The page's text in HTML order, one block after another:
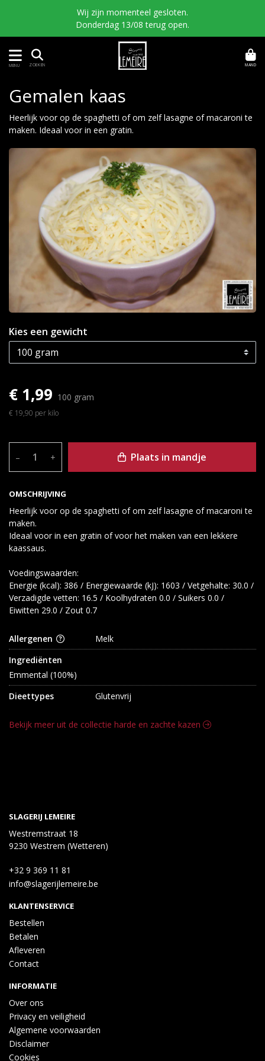
Wij zijn momenteel gesloten.
Donderdag 13/08 terug open.
MENU ZOEKEN MAND
OMSCHRIJVING
Heerlijk voor op de spaghetti of om zelf lasagne of macaroni te
maken.
Ideaal voor in een gratin of voor het maken van een lekkere
kaassaus.
Voedingswaarden:
Energie (kcal): 386 / Energiewaarde (kJ): 1603 / Vetgehalte: 30.0 /
Verzadigde vetten: 16.5 / Koolhydraten 0.0 / Suikers 0.0 /
Eiwitten 29.0 / Zout 0.7
Gemalen kaas
Heerlijk voor op de spaghetti of om zelf lasagne of macaroni te
maken. Ideaal voor in een gratin.
Kies een gewicht
€ 1,99 100 gram
€ 19,90 per kilo
– + Plaats in mandje
Allergenen
Melk
Ingrediënten
Emmental (100%)
Dieettypes
Glutenvrij
Bekijk meer uit de collectie harde en zachte kazen
SLAGERIJ LEMEIRE
Westremstraat 18
9230 Westrem (Wetteren)
+32 9 369 11 81
info@slagerijlemeire.be
KLANTENSERVICE
Bestellen
Betalen
Afleveren
Contact
INFORMATIE
Over ons
Privacy en veiligheid
Algemene voorwaarden
Disclaimer
Cookies